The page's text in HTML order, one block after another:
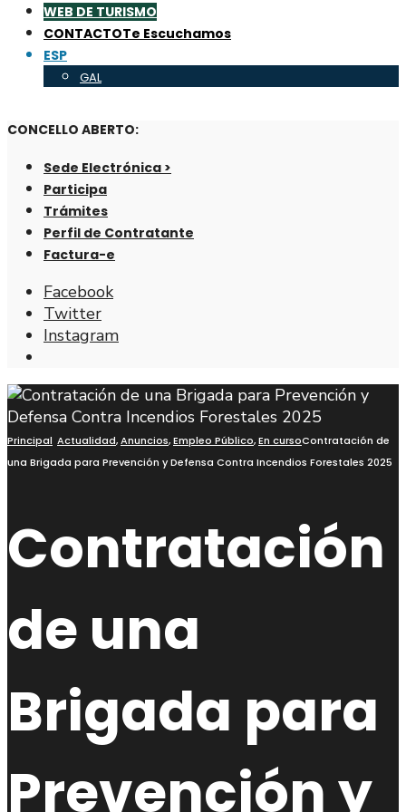
WEB DE TURISMO
CONTACTOTe Escuchamos
ESP
GAL
CONCELLO ABERTO:
Sede Electrónica >
Participa
Trámites
Perfil de Contratante
Factura-e
Facebook
Twitter
Instagram
de
búsqueda
Principal Actualidad,Anuncios,Empleo Público,En cursoContratación de
una Brigada para Prevención y Defensa Contra Incendios Forestales 2025
Contratación
de una
Brigada para
Prevención y